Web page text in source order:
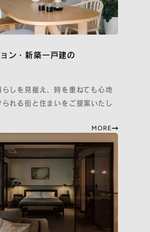
ン・新築一戸建の
らしを見据え、時を重ねても心地
られる街と住まいをご提案いたし
MORE